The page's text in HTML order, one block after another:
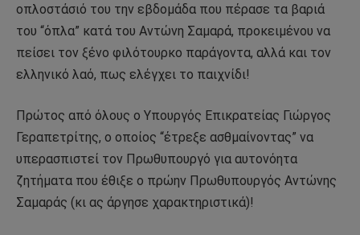
οπλοστάσιό του την εβδομάδα που πέρασε τα βαριά
του “όπλα” κατά του Αντώνη Σαμαρά, προκειμένου να
πείσει τον ξένο φιλότουρκο παράγοντα, αλλά και τον
ελληνικό λαό, πως ελέγχει το παιχνίδι!
Πρώτος από όλους ο Υπουργός Επικρατείας Γιώργος
Γεραπετρίτης, ο οποίος “έτρεξε ασθμαίνοντας” να
υπερασπιστεί τον Πρωθυπουργό για αυτονόητα
ζητήματα που έθιξε ο πρώην Πρωθυπουργός Αντώνης
Σαμαράς (κι ας άργησε χαρακτηριστικά)!